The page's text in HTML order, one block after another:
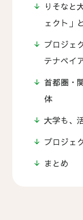
りそなと
ェクト」
プロジェ
テナペイ
首都圏・
体
大学も、
プロジェ
まとめ